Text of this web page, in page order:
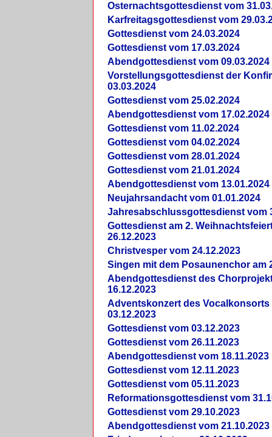
Osternachtsgottesdienst vom
Karfreitagsgottesdienst vom
Gottesdienst vom 24.03.2024
Gottesdienst vom 17.03.2024
Abendgottesdienst vom 09.03.2024
Vorstellungsgottesdienst der
03.03.2024
Gottesdienst vom 25.02.2024
Abendgottesdienst vom 17.02.2024
Gottesdienst vom 11.02.2024
Gottesdienst vom 04.02.2024
Gottesdienst vom 28.01.2024
Gottesdienst vom 21.01.2024
Abendgottesdienst vom 13.01.2024
Neujahrsandacht vom 01.01.2024
Jahresabschlussgottesdienst vom
Gottesdienst am 2.
26.12.2023
Christvesper vom 24.12.2023
Singen mit dem Posaunenchor am
Abendgottesdienst des
16.12.2023
Adventskonzert des Vocalkonsorts
03.12.2023
Gottesdienst vom 03.12.2023
Gottesdienst vom 26.11.2023
Abendgottesdienst vom 18.11.2023
Gottesdienst vom 12.11.2023
Gottesdienst vom 05.11.2023
Reformationsgottesdienst vom
Gottesdienst vom 29.10.2023
Abendgottesdienst vom 21.10.2023